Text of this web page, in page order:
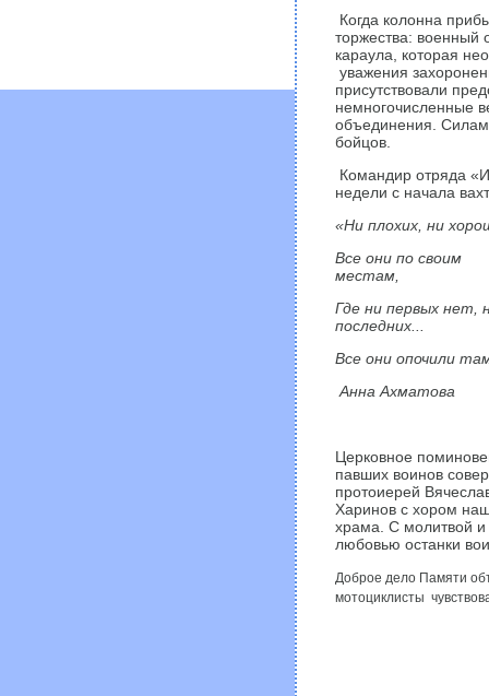
Когда колонна
торжества: военный
караула, которая
уважения
присутствовали
немногочисленные
объединения.
бойцов.
Командир отряда
недели с начала
«Ни плохих, ни
Все они по своим
местам,
Где ни первых нет,
последних...
Все они опочили
Анна Ахматова
Церковное
павших воинов
протоиерей
Харинов с хором
храма. С молитвой и
любовью останки
Доброе дело Памяти
мотоциклисты